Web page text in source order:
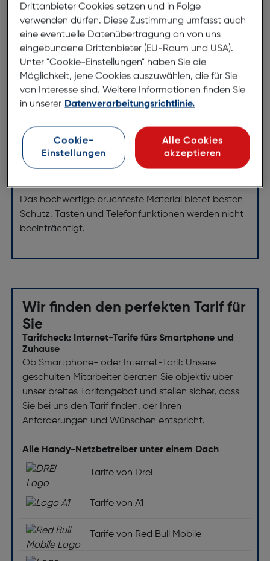
Pro Max dunkelgrün
ArtNr.: 620941976
Stylisches Leather Case
Aus PU Leder hergestellt, fühlt sich die Außenseite
welch und hochwertig an.
Das Case dockt schnell und genau richtig an.
Es passt perfekt über dein iPhone und bewahrt seine
dünne Form.
Das hochwertige bruchfeste Material bietet besten
Schutz. Tasten und Telefonfunktionen werden nicht
beeinträchtigt.
Wir finden den perfekten Tarif für
Sie
Tarifcheck: Internet-Tarife fürs Smartphone und
Zuhause
Ob Smartphone- oder Internet-Tarif: Unsere
geschulten Mitarbeiter beraten Sie objektiv über
unser breites Tarifangebot und stellen sicher, dass
Sie bei uns den Tarif finden, der Ihren
Anforderungen und Wünschen entspricht.
Alle Handy-Netzbetreiber unter einem Dach
Tarife von Drei
Tarife von A1
Tarife von Red Bull Mobile
Drittanbieter Cookies setzen und in Folge
verwenden dürfen. Diese Zustimmung umfasst auch
eine eventuelle Datenübertragung an von uns
eingebundene Drittanbieter (EU-Raum und USA).
Unter "Cookie-Einstellungen" haben Sie die
Möglichkeit, jene Cookies auszuwählen, die für Sie
von Interesse sind. Weitere Informationen finden Sie
in unserer Datenverarbeitungsrichtlinie.
Cookie-
Einstellungen
Alle Cookies
akzeptieren